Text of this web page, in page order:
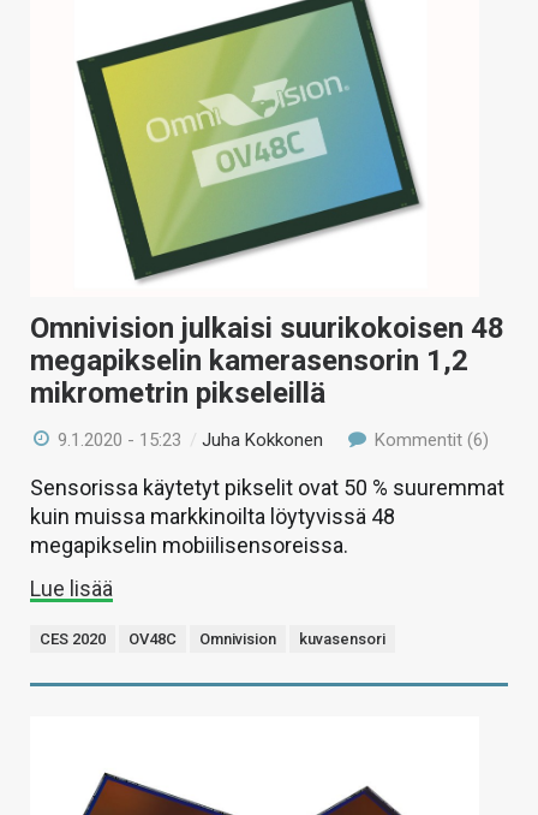
Omnivision julkaisi suurikokoisen 48
megapikselin kamerasensorin 1,2
mikrometrin pikseleillä
9.1.2020 - 15:23 /Juha Kokkonen Kommentit (6)
Sensorissa käytetyt pikselit ovat 50 % suuremmat
kuin muissa markkinoilta löytyvissä 48
megapikselin mobiilisensoreissa.
Lue lisää
CES 2020 OV48C Omnivision kuvasensori